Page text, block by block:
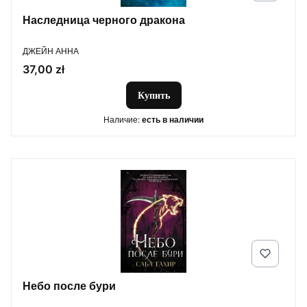
Наследница черного дракона
ПРОИЗВОДИТЕЛЬ
ДЖЕЙН АННА
Цена
37,00 zł
Купить
Наличие: есть в наличии
Небо после бури